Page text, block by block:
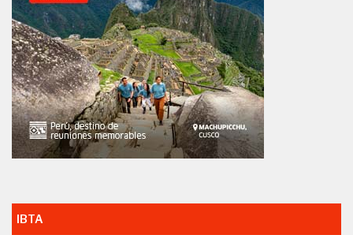
IBTA